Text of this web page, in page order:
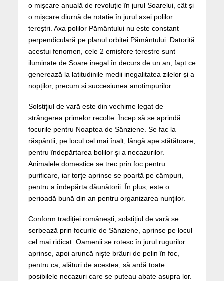
o mișcare anuală de revoluție în jurul Soarelui, cât și
o mișcare diurnă de rotație în jurul axei polilor
tereștri. Axa polilor Pământului nu este constant
perpendiculară pe planul orbitei Pământului. Datorită
acestui fenomen, cele 2 emisfere terestre sunt
iluminate de Soare inegal în decurs de un an, fapt ce
generează la latitudinile medii inegalitatea zilelor și a
nopților, precum și succesiunea anotimpurilor.
Solstiţiul de vară este din vechime legat de
strângerea primelor recolte. Încep să se aprindă
focurile pentru Noaptea de Sânziene. Se fac la
răspântii, pe locul cel mai înalt, lângă ape stătătoare,
pentru îndepărtarea bolilor şi a necazurilor.
Animalele domestice se trec prin foc pentru
purificare, iar torţe aprinse se poartă pe câmpuri,
pentru a îndepărta dăunătorii. În plus, este o
perioadă bună din an pentru organizarea nunţilor.
Conform tradiţiei româneşti, solstițiul de vară se
serbează prin focurile de Sânziene, aprinse pe locul
cel mai ridicat. Oamenii se rotesc în jurul rugurilor
aprinse, apoi aruncă nişte brâuri de pelin în foc,
pentru ca, alături de acestea, să ardă toate
posibilele necazuri care se puteau abate asupra lor.